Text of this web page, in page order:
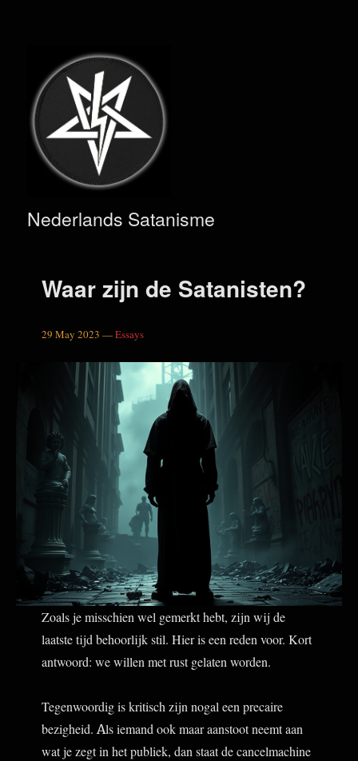
Nederlands Satanisme
Waar zijn de Satanisten?
29 May 2023 —Essays
Zoals je misschien wel gemerkt hebt, zijn wij de
laatste tijd behoorlijk stil. Hier is een reden voor. Kort
antwoord: we willen met rust gelaten worden.
Tegenwoordig is kritisch zijn nogal een precaire
bezigheid. Als iemand ook maar aanstoot neemt aan
wat je zegt in het publiek, dan staat de cancelmachine